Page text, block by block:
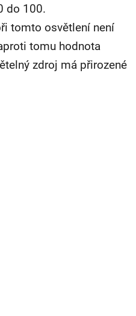
do 100.
tomto osvětlení není
tomu hodnota
zdroj má přirozené